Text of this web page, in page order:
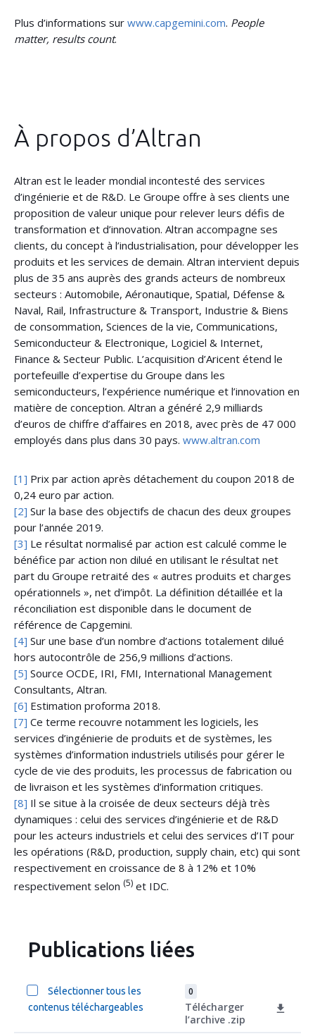
Plus d’informations sur www.capgemini.com. People
matter, results count.
À propos d’Altran
Altran est le leader mondial incontesté des services
d’ingénierie et de R&D. Le Groupe offre à ses clients une
proposition de valeur unique pour relever leurs défis de
transformation et d’innovation. Altran accompagne ses
clients, du concept à l’industrialisation, pour développer les
produits et les services de demain. Altran intervient depuis
plus de 35 ans auprès des grands acteurs de nombreux
secteurs : Automobile, Aéronautique, Spatial, Défense &
Naval, Rail, Infrastructure & Transport, Industrie & Biens
de consommation, Sciences de la vie, Communications,
Semiconducteur & Electronique, Logiciel & Internet,
Finance & Secteur Public. L’acquisition d’Aricent étend le
portefeuille d’expertise du Groupe dans les
semiconducteurs, l’expérience numérique et l’innovation en
matière de conception. Altran a généré 2,9 milliards
d’euros de chiffre d’affaires en 2018, avec près de 47 000
employés dans plus dans 30 pays. www.altran.com
[1] Prix par action après détachement du coupon 2018 de
0,24 euro par action.
[2] Sur la base des objectifs de chacun des deux groupes
pour l’année 2019.
[3] Le résultat normalisé par action est calculé comme le
bénéfice par action non dilué en utilisant le résultat net
part du Groupe retraité des « autres produits et charges
opérationnels », net d’impôt. La définition détaillée et la
réconciliation est disponible dans le document de
référence de Capgemini.
[4] Sur une base d’un nombre d’actions totalement dilué
hors autocontrôle de 256,9 millions d’actions.
[5] Source OCDE, IRI, FMI, International Management
Consultants, Altran.
[6] Estimation proforma 2018.
[7] Ce terme recouvre notamment les logiciels, les
services d’ingénierie de produits et de systèmes, les
systèmes d’information industriels utilisés pour gérer le
cycle de vie des produits, les processus de fabrication ou
de livraison et les systèmes d’information critiques.
[8] Il se situe à la croisée de deux secteurs déjà très
dynamiques : celui des services d’ingénierie et de R&D
pour les acteurs industriels et celui des services d’IT pour
les opérations (R&D, production, supply chain, etc) qui sont
respectivement en croissance de 8 à 12% et 10%
respectivement selon (5) et IDC.
Publications liées
Sélectionner tous les
contenus téléchargeables
0
Télécharger
l’archive .zip